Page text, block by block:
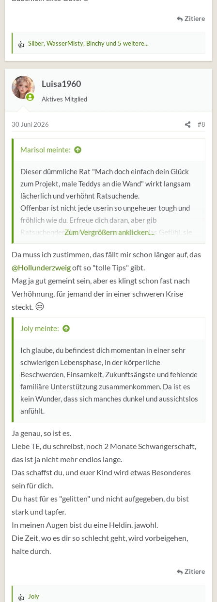
Zitiere
W
r
t
u
n
e
n
Silber, WasserMisty, Binchyund 5 weitere...
Luisa1960
Aktives Mitglied
30 Juni 2026 #8
Marisol meinte:
Dieser dümmliche Rat "Mach doch einfach dein Glück
zum Projekt, male Teddys an die Wand" wirkt langsam
lächerlich und verhöhnt Ratsuchende.
Offenbar ist nicht jede userin so ungeheuer tough und
fröhlich wie du. Erfreue dich daran, aber gib
Ratsuchenden doch nicht immer wieder das Gefühl, sie
würden einfach "falsch investieren".
Zum Vergrößern anklicken....
Da muss ich zustimmen, das fällt mir schon länger auf, das
@Hollunderzweigoft so "tolle Tips" gibt.
Mag ja gut gemeint sein, aber es klingt schon fast nach
Verhöhnung, für jemand der in einer schweren Krise
steckt. 😒
Joly meinte:
Ich glaube, du befindest dich momentan in einer sehr
schwierigen Lebensphase, in der körperliche
Beschwerden, Einsamkeit, Zukunftsängste und fehlende
familiäre Unterstützung zusammenkommen. Da ist es
kein Wunder, dass sich manches dunkel und aussichtslos
anfühlt.
Ja genau, so ist es.
Liebe TE, du schreibst, noch 2 Monate Schwangerschaft,
das ist ja nicht mehr endlos lange.
Das schaffst du, und euer Kind wird etwas Besonderes
sein für dich.
Du hast für es "gelitten" und nicht aufgegeben, du bist
stark und tapfer.
In meinen Augen bist du eine Heldin, jawohl.
Die Zeit, wo es dir so schlecht geht, wird vorbeigehen,
halte durch.
Zitiere
Joly